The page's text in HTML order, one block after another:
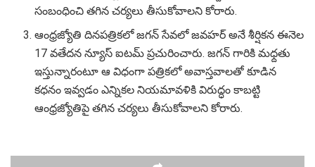
సంబంధించి తగిన చర్యలు తీసుకోవాలని కోరారు.
ఆంధ్రజ్యోతి దినపత్రికలో జగన్ సేవలో జవహర్ అనే శీర్షికన ఈనెల
17 వతేదన న్యూస్ ఐటమ్ ప్రచురించారు. జగన్ గారికి మధ్దతు
ఇస్తున్నారంటూ ఆ విధంగా పత్రికలో అవాస్తవాలతో కూడిన
కధనం ఇవ్వడం ఎన్నికల నియమావళికి విరుద్ధం కాబట్టి
ఆంధ్రజ్యోతిపై తగిన చర్యలు తీసుకోవాలని కోరారు.